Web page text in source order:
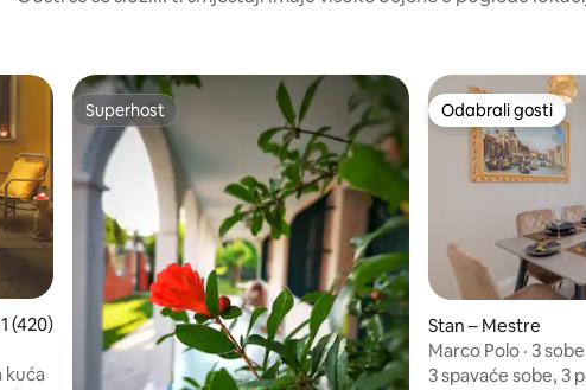
„Odabrali gosti”
ocjena: 4,91/5, recenzija: 420
(420)
kuća
Superhost
Superhost Odabrali gosti
Odabrali gosti
Stan – Mestre
Marco Polo · 3
minuta od Venecije
3 spavaće sobe, 3